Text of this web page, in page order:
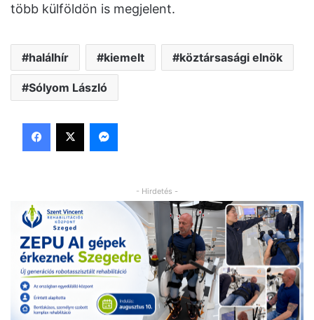
több külföldön is megjelent.
halálhír kiemelt köztársasági elnök
Sólyom László
Facebook
X Messenger
- Hirdetés -